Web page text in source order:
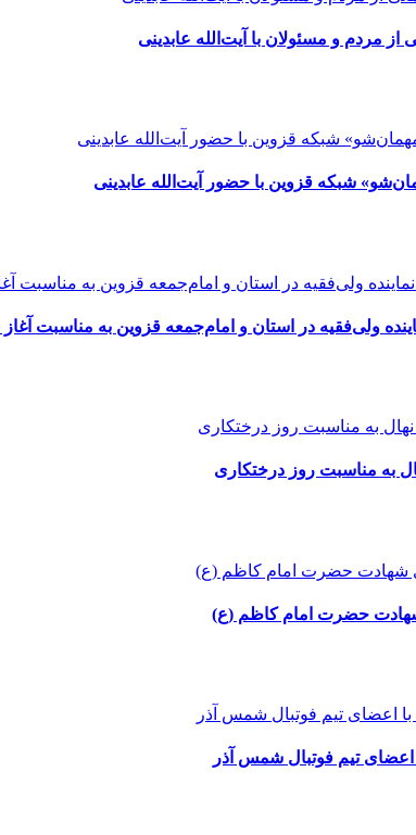
مردم و مسئولان با آیت‌الله عابدینی
شبکه قزوین با حضور آیت‌الله عابدینی
ولی‌فقیه در استان و امام‌جمعه قزوین به مناسبت آغاز سال
به مناسبت روز درختکاری
حضرت امام کاظم (ع)
تیم فوتبال شمس آذر